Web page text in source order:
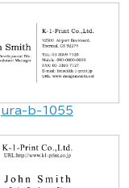
ura-b-1055